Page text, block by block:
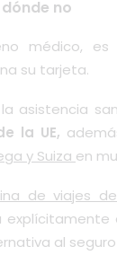
no
médico, es
su tarjeta.
la asistencia
la UE,
y Suiza en
de viajes
al